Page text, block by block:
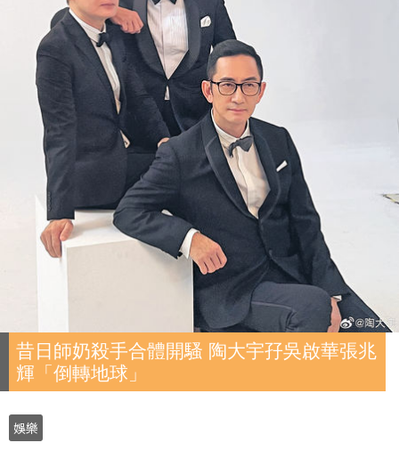
昔日師奶殺手合體開騷 陶大宇孖吳啟華張兆
輝「倒轉地球」
娛樂